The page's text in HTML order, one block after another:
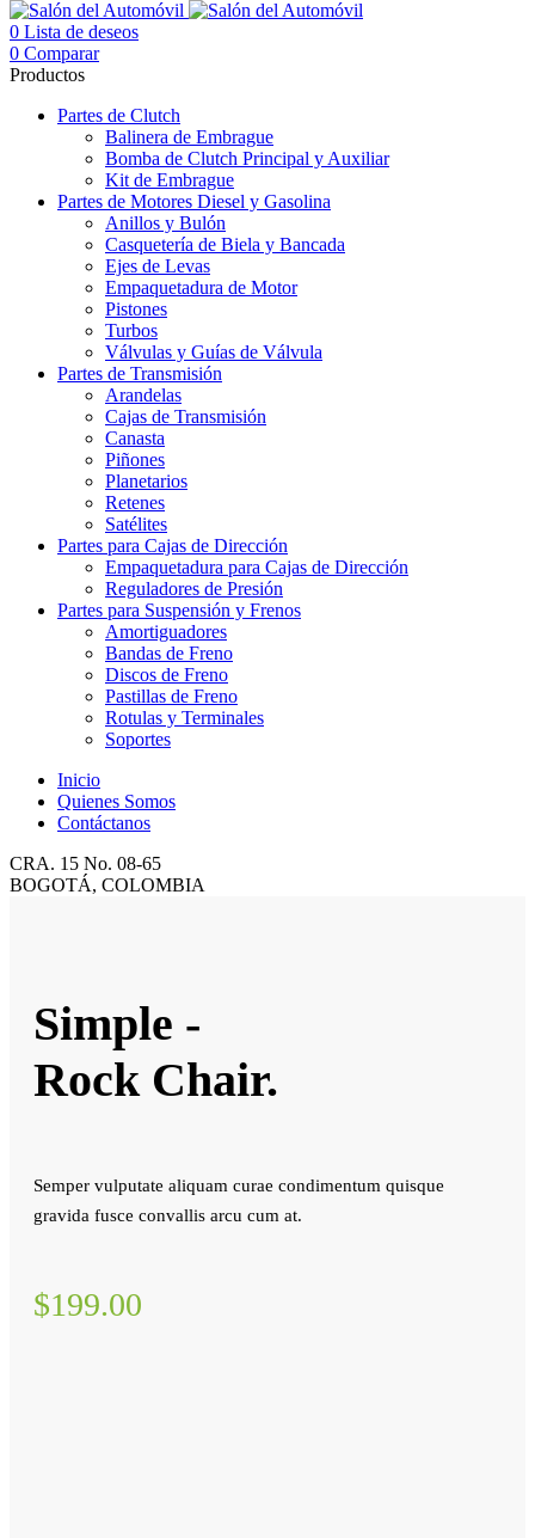
0 Lista de deseos
0 Comparar
Productos
Partes de Clutch
Balinera de Embrague
Bomba de Clutch Principal y Auxiliar
Kit de Embrague
Partes de Motores Diesel y Gasolina
Anillos y Bulón
Casquetería de Biela y Bancada
Ejes de Levas
Empaquetadura de Motor
Pistones
Turbos
Válvulas y Guías de Válvula
Partes de Transmisión
Arandelas
Cajas de Transmisión
Canasta
Piñones
Planetarios
Retenes
Satélites
Partes para Cajas de Dirección
Empaquetadura para Cajas de Dirección
Reguladores de Presión
Partes para Suspensión y Frenos
Amortiguadores
Bandas de Freno
Discos de Freno
Pastillas de Freno
Rotulas y Terminales
Soportes
Inicio
Quienes Somos
Contáctanos
CRA. 15 No. 08-65
BOGOTÁ, COLOMBIA
Simple -
Rock Chair.
Semper vulputate aliquam curae condimentum quisque
gravida fusce convallis arcu cum at.
$199.00